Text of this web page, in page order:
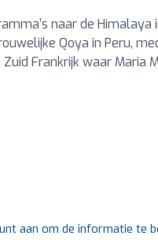
naar de Himalaya
Qoya in Peru,
Frankrijk waar Maria
aan om de informatie te